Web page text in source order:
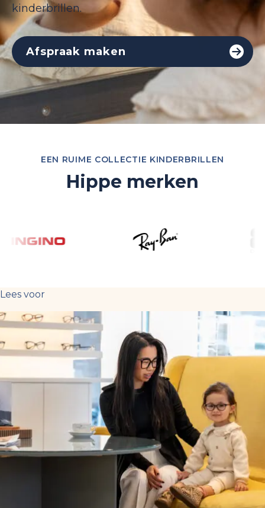
kinderbrillen.
Afspraak maken
EEN RUIME COLLECTIE KINDERBRILLEN
Hippe merken
Lees voor